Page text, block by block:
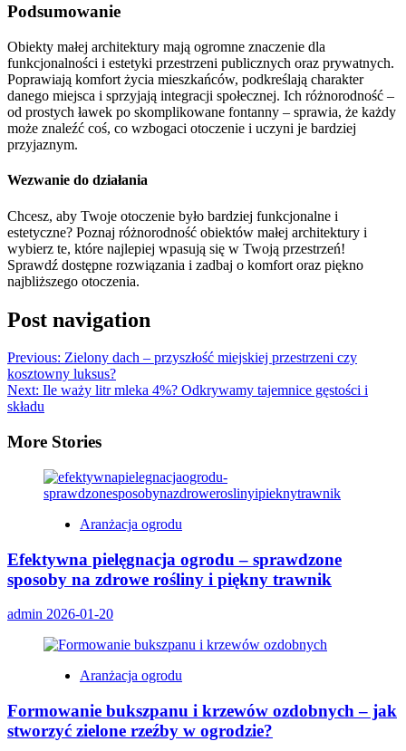
Podsumowanie
Obiekty małej architektury mają ogromne znaczenie dla
funkcjonalności i estetyki przestrzeni publicznych oraz prywatnych.
Poprawiają komfort życia mieszkańców, podkreślają charakter
danego miejsca i sprzyjają integracji społecznej. Ich różnorodność –
od prostych ławek po skomplikowane fontanny – sprawia, że każdy
może znaleźć coś, co wzbogaci otoczenie i uczyni je bardziej
przyjaznym.
Wezwanie do działania
Chcesz, aby Twoje otoczenie było bardziej funkcjonalne i
estetyczne? Poznaj różnorodność obiektów małej architektury i
wybierz te, które najlepiej wpasują się w Twoją przestrzeń!
Sprawdź dostępne rozwiązania i zadbaj o komfort oraz piękno
najbliższego otoczenia.
Post navigation
Previous: Zielony dach – przyszłość miejskiej przestrzeni czy
kosztowny luksus?
Next: Ile waży litr mleka 4%? Odkrywamy tajemnice gęstości i
składu
More Stories
Aranżacja ogrodu
Efektywna pielęgnacja ogrodu – sprawdzone
sposoby na zdrowe rośliny i piękny trawnik
admin 2026-01-20
Aranżacja ogrodu
Formowanie bukszpanu i krzewów ozdobnych – jak
stworzyć zielone rzeźby w ogrodzie?